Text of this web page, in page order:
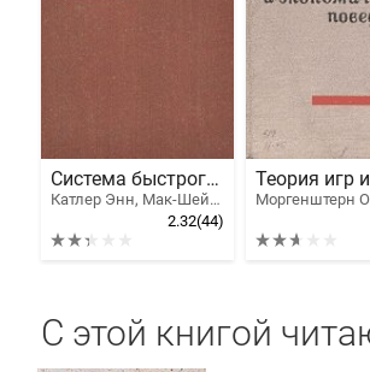
Система быстрого счета по Трахтенбергу
Катлер Энн, Мак-Шейн Рудольф
2.32(44)
С этой книгой